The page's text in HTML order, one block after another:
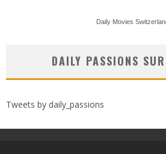
Daily Movies
DAILY PASSIONS
Tweets by daily_passions